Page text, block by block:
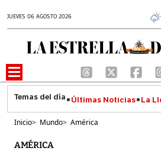
JUEVES 06 AGOSTO 2026
Últimas Noticias La
Inicio> Mundo> América
AMÉRICA